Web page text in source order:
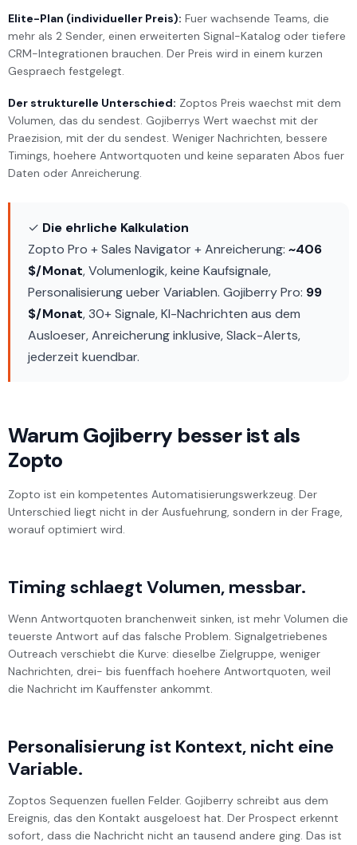
Elite-Plan (individueller Preis): Fuer wachsende Teams, die
mehr als 2 Sender, einen erweiterten Signal-Katalog oder tiefere
CRM-Integrationen brauchen. Der Preis wird in einem kurzen
Gespraech festgelegt.
Der strukturelle Unterschied: Zoptos Preis waechst mit dem
Volumen, das du sendest. Gojiberrys Wert waechst mit der
Praezision, mit der du sendest. Weniger Nachrichten, bessere
Timings, hoehere Antwortquoten und keine separaten Abos fuer
Daten oder Anreicherung.
✓ Die ehrliche Kalkulation
Zopto Pro + Sales Navigator + Anreicherung: ~406
$/Monat, Volumenlogik, keine Kaufsignale,
Personalisierung ueber Variablen. Gojiberry Pro: 99
$/Monat, 30+ Signale, KI-Nachrichten aus dem
Ausloeser, Anreicherung inklusive, Slack-Alerts,
jederzeit kuendbar.
Warum Gojiberry besser ist als
Zopto
Zopto ist ein kompetentes Automatisierungswerkzeug. Der
Unterschied liegt nicht in der Ausfuehrung, sondern in der Frage,
worauf optimiert wird.
Timing schlaegt Volumen, messbar.
Wenn Antwortquoten branchenweit sinken, ist mehr Volumen die
teuerste Antwort auf das falsche Problem. Signalgetriebenes
Outreach verschiebt die Kurve: dieselbe Zielgruppe, weniger
Nachrichten, drei- bis fuenffach hoehere Antwortquoten, weil
die Nachricht im Kauffenster ankommt.
Personalisierung ist Kontext, nicht eine
Variable.
Zoptos Sequenzen fuellen Felder. Gojiberry schreibt aus dem
Ereignis, das den Kontakt ausgeloest hat. Der Prospect erkennt
sofort, dass die Nachricht nicht an tausend andere ging. Das ist